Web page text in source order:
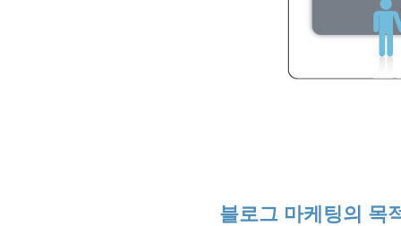
블로그 마케팅의 목